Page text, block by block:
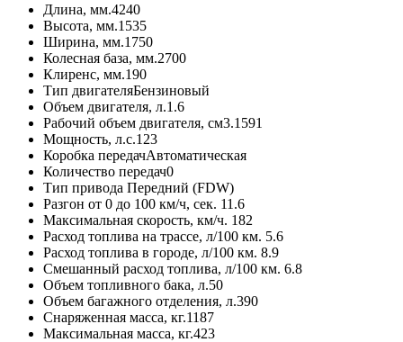
Длина, мм.4240
Высота, мм.1535
Ширина, мм.1750
Колесная база, мм.2700
Клиренс, мм.190
Тип двигателяБензиновый
Объем двигателя, л.1.6
Рабочий объем двигателя, см3.1591
Мощность, л.с.123
Коробка передачАвтоматическая
Количество передач0
Тип привода Передний (FDW)
Разгон от 0 до 100 км/ч, сек. 11.6
Максимальная скорость, км/ч. 182
Расход топлива на трассе, л/100 км. 5.6
Расход топлива в городе, л/100 км. 8.9
Смешанный расход топлива, л/100 км. 6.8
Объем топливного бака, л.50
Объем багажного отделения, л.390
Снаряженная масса, кг.1187
Максимальная масса, кг.423